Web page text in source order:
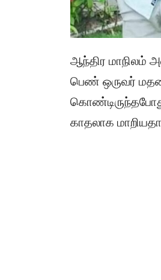
ஆந்திர
பெண் ஒருவர்
காதலாக